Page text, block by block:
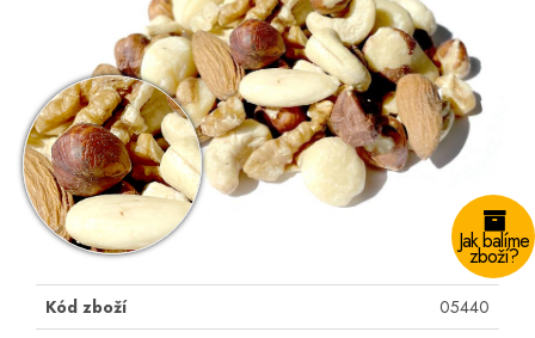
Jak balíme
zboží?
Kód zboží
05440